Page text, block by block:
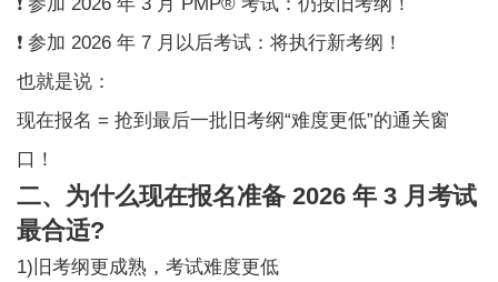
❗ 参加 2026 年 7 月以后考试：将执行新考纲！
也就是说：
现在报名 = 抢到最后一批旧考纲“难度更低”的通关窗
口！
二、为什么现在报名准备 2026 年 3 月考试
最合适?
1)旧考纲更成熟，考试难度更低